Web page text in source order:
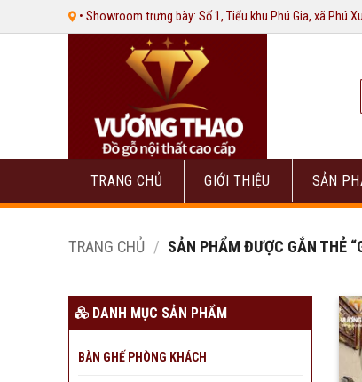
qua
• Showroom trưng bày: Số 1, Tiểu khu Phú Gia, xã Phú
TRANG CHỦ GIỚI THIỆU SẢN
TRANG CHỦ / SẢN PHẨM ĐƯỢC GẮN THẺ
DANH MỤC SẢN PHẨM
BÀN GHẾ PHÒNG KHÁCH